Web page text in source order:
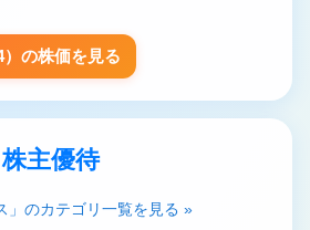
）の株価を見る
主優待
」のカテゴリ一覧を見る »